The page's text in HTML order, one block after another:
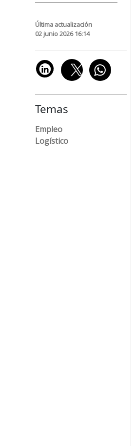
Última actualización
02 junio 2026 16:14
Temas
Empleo
Logístico